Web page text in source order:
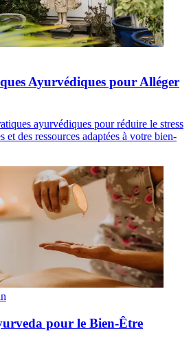
Ayurvédiques pour Alléger
ayurvédiques pour réduire le stress
et des ressources adaptées à votre bien-
pour le Bien-Être